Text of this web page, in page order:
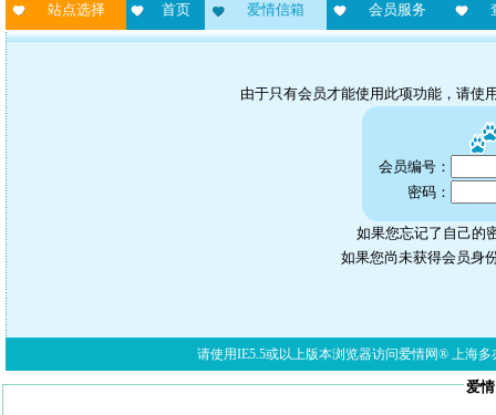
站点选择 首页 爱情信箱 会员服务
由于只有会员才能使用此项功能，请使
会员编号：
密码：
如果您忘记了自己的
如果您尚未获得会员身
请使用IE5.5或以上版本浏览器访问爱情网® 上海多
爱